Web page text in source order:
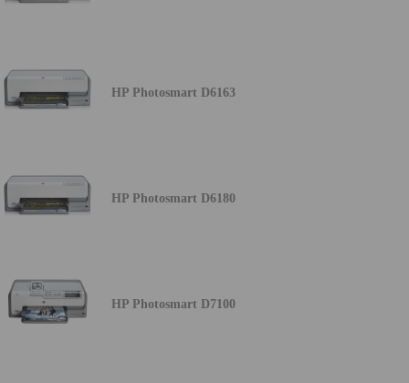
HP Photosmart D6163
HP Photosmart D6180
HP Photosmart D7100